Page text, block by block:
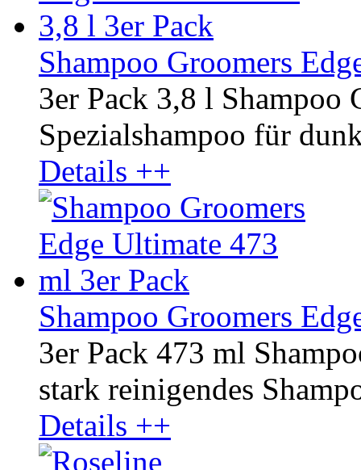
Shampoo Groomers
3er Pack 3,8 l Shampoo
Spezialshampoo für
Details ++
Shampoo Groomers
3er Pack 473 ml
stark reinigendes
Details ++